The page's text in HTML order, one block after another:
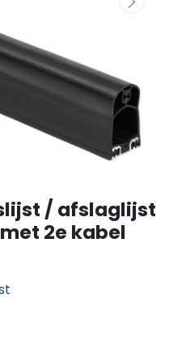
/ afslaglijst
2e kabel